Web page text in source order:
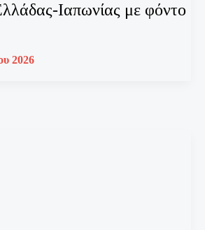
Ιαπωνίας με φόντο
2026